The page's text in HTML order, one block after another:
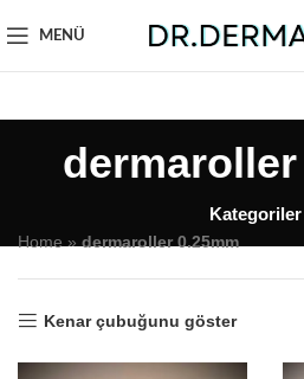
MENÜ
dermaroller
Kategoriler
Home » dermaroller 0.25mm
Kenar çubuğunu göster